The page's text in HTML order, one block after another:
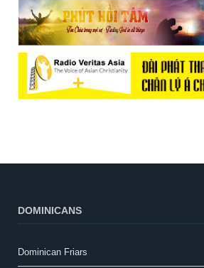
DOMINICANS
Dominican Friars